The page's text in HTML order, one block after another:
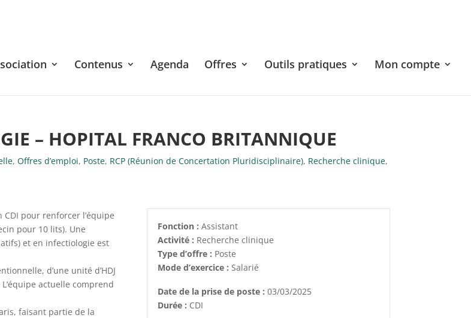
Contenus Agenda Offres Outils pratiques Mon compte
– HOPITAL FRANCO BRITANNIQUE
,Offres d’emploi, Poste, RCP (Réunion de Concertation Pluridisciplinaire), Recherche clinique,
pour renforcer l’équipe
pour 10 lits). Une
et en infectiologie est
d’une unité d’HDJ
actuelle comprend
faisant partie de la
Fonction :Assistant
Activité : Recherche clinique
Type d’offre : Poste
Mode d’exercice :Salarié
Date de la prise de poste : 03/03/2025
Durée : CDI